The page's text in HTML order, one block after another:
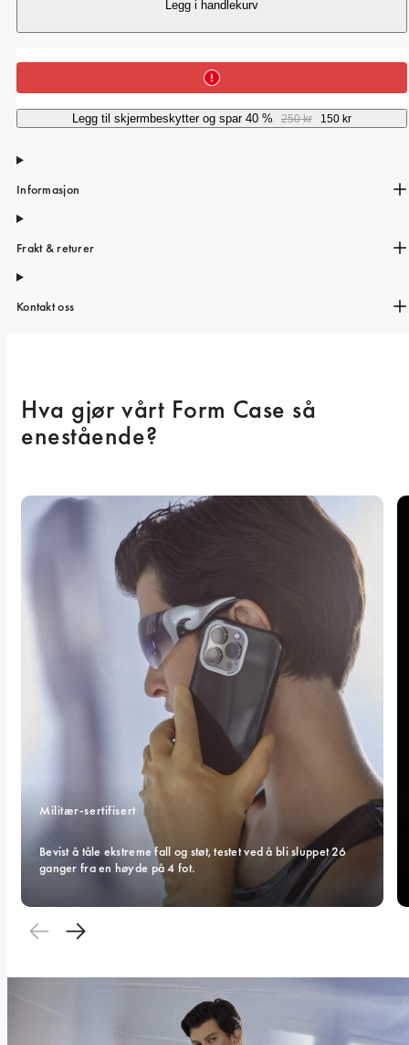
iPhone 15
iPhone 14 Pro
iPhone 13
Alle telefonmodeller
Legg i handlekurv
Legg til skjermbeskytter og spar 40 % 250 kr 150 kr
Informasjon
Frakt & returer
Kontakt oss
Hva gjør vårt Form Case så
enestående?
Militær-sertifisert
Bevist å tåle ekstreme fall og støt, testet ved å bli sluppet 26
ganger fra en høyde på 4 fot.